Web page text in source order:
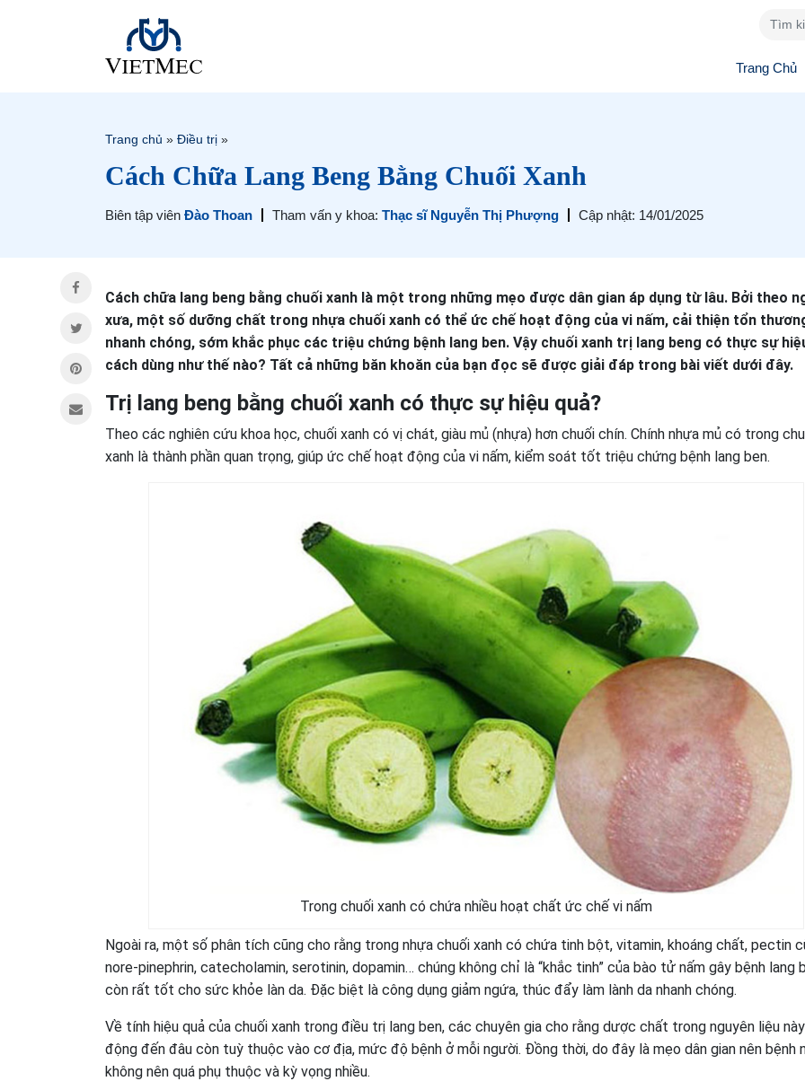
Trang Chủ
Trang chủ » Điều trị »
Cách Chữa Lang Beng Bằng Chuối Xanh
Biên tập viên Đào Thoan Tham vấn y khoa: Thạc sĩ Nguyễn Thị Phượng Cập nhật: 14/01/2025
Cách chữa lang beng bằng chuối xanh là một trong những mẹo được dân gian áp dụng từ lâu. Bởi theo
xưa, một số dưỡng chất trong nhựa chuối xanh có thể ức chế hoạt động của vi nấm, cải thiện tổn
nhanh chóng, sớm khắc phục các triệu chứng bệnh lang ben. Vậy chuối xanh trị lang beng có thực sự
cách dùng như thế nào? Tất cả những băn khoăn của bạn đọc sẽ được giải đáp trong bài viết dưới đây.
Trị lang beng bằng chuối xanh có thực sự hiệu quả?
Theo các nghiên cứu khoa học, chuối xanh có vị chát, giàu mủ (nhựa) hơn chuối chín. Chính nhựa mủ có trong
xanh là thành phần quan trọng, giúp ức chế hoạt động của vi nấm, kiểm soát tốt triệu chứng bệnh lang ben.
Trong chuối xanh có chứa nhiều hoạt chất ức chế vi nấm
Ngoài ra, một số phân tích cũng cho rằng trong nhựa chuối xanh có chứa tinh bột, vitamin, khoáng chất, pectin
nore-pinephrin, catecholamin, serotinin, dopamin… chúng không chỉ là “khắc tinh” của bào tử nấm gây bệnh lang
còn rất tốt cho sức khỏe làn da. Đặc biệt là công dụng giảm ngứa, thúc đẩy làm lành da nhanh chóng.
Về tính hiệu quả của chuối xanh trong điều trị lang ben, các chuyên gia cho rằng dược chất trong nguyên liệu
động đến đâu còn tuỳ thuộc vào cơ địa, mức độ bệnh ở mỗi người. Đồng thời, do đây là mẹo dân gian nên bệnh
không nên quá phụ thuộc và kỳ vọng nhiều.